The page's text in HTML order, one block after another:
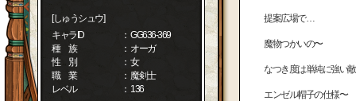
[しゅうシュウ]
キャラID
： GG636-369
種 族
： オーガ
性 別
： 女
職 業
： 魔剣士
レベル
： 136
提案広場で…
魔物つかいの〜
なつき度は単純に強い敵
エンゼル帽子の仕様〜